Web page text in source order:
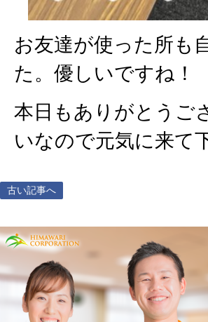
お友達が使った所も
た。優しいですね！
本日もありがとうご
いなので元気に来て
古い記事へ